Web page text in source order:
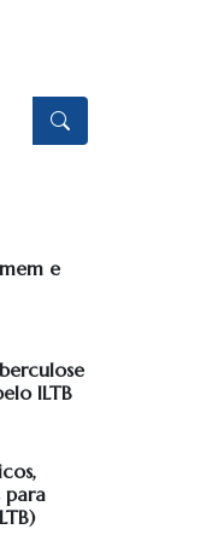
e
ILTB
para